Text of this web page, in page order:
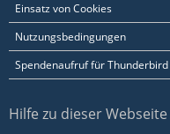
Einsatz von Cookies
Nutzungsbedingungen
Spendenaufruf für Thunderbird
Hilfe zu dieser Webseite